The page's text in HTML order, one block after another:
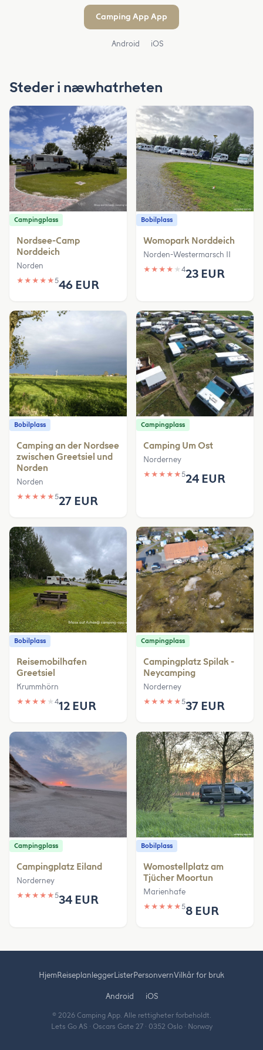
Camping App App
Android iOS
Steder i næwhatrheten
Campingplass
Nordsee-Camp
Norddeich
Norden
★ ★ ★ ★ ★546 EUR
Bobilplass
Womopark Norddeich
Norden-Westermarsch II
★ ★ ★ ★ ★ 423 EUR
Bobilplass
Camping an der Nordsee
zwischen Greetsiel und
Norden
Norden
★ ★ ★ ★ ★527 EUR
Campingplass
Camping Um Ost
Norderney
★ ★ ★ ★ ★524 EUR
Bobilplass
Reisemobilhafen
Greetsiel
Krummhörn
★ ★ ★ ★ ★ 412 EUR
Campingplass
Campingplatz Spilak -
Neycamping
Norderney
★ ★ ★ ★ ★537 EUR
Campingplass
Campingplatz Eiland
Norderney
★ ★ ★ ★ ★534 EUR
Bobilplass
Womostellplatz am
Tjücher Moortun
Marienhafe
★ ★ ★ ★ ★58 EUR
HjemReiseplanleggerListerPersonvernVilkår for bruk
Android iOS
© 2026 Camping App. Alle rettigheter forbeholdt.
Lets Go AS · Oscars Gate 27 · 0352 Oslo · Norway